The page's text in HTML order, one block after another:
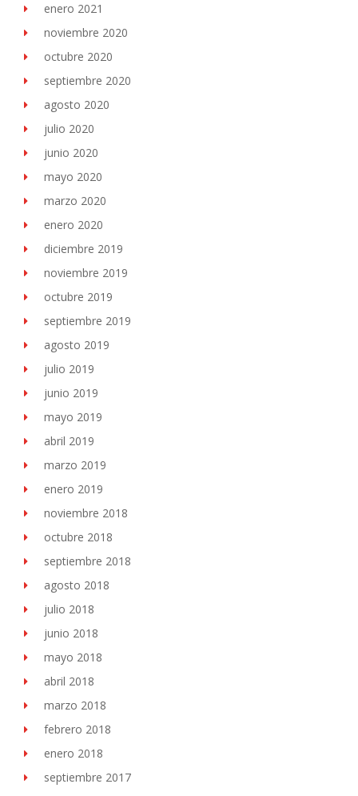
enero 2021
noviembre 2020
octubre 2020
septiembre 2020
agosto 2020
julio 2020
junio 2020
mayo 2020
marzo 2020
enero 2020
diciembre 2019
noviembre 2019
octubre 2019
septiembre 2019
agosto 2019
julio 2019
junio 2019
mayo 2019
abril 2019
marzo 2019
enero 2019
noviembre 2018
octubre 2018
septiembre 2018
agosto 2018
julio 2018
junio 2018
mayo 2018
abril 2018
marzo 2018
febrero 2018
enero 2018
septiembre 2017